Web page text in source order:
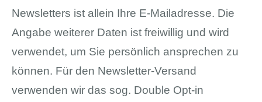
Newsletters ist allein Ihre E-Mailadresse. Die
Angabe weiterer Daten ist freiwillig und wird
verwendet, um Sie persönlich ansprechen zu
können. Für den Newsletter-Versand
verwenden wir das sog. Double Opt-in